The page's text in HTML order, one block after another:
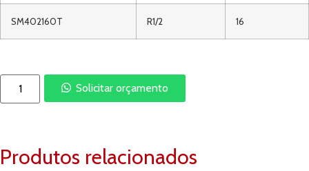
SM402160T R1/2 16
Solicitar orçamento
Produtos relacionados